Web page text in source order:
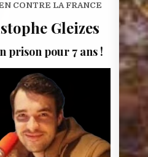
CONTRE LA FRANCE
Gleizes
prison pour 7 ans !